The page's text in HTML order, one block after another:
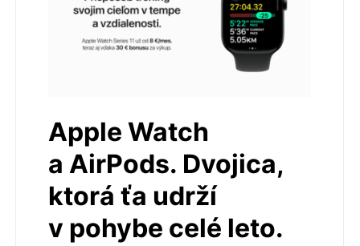
Apple Watch
a AirPods. Dvojica,
ktorá ťa udrží
v pohybe celé leto.